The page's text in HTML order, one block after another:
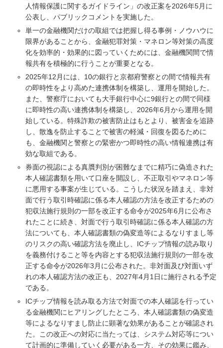
人情報保護に関するガイドライン」の改正案を2026年5月に
公表し、パブリックコメントを実施した。
単一の金融機関だけの取組では把握し得る事例・ノウハウに
限界があることから、金融犯罪対策・マネロン等対策の高度
化を効率的・効果的に図っていくためには、金融機関間で情
報共有を積極的に行うことが重要となる。
2025年12月には、10の銀行と京都府警察との間で情報共有
の即時性をより高めた連携体制を構築し、運用を開始した。
また、警察庁においても大手銀行中心に9銀行との間で同様
に即時性の高い連携体制を構築し、2026年6月から運用を開
始している。特殊詐欺の被害防止はもとより、被害金を追跡
し、散逸を防止することで被害の軽減・回復を図るために
も、金融機関と警察との緊密かつ即時性の高い情報連携は有
効な取組である。
券面の視認による真贋判別が困難なまでに精巧に偽造された
本人確認書類を用いて口座を開設し、不正取引やマネロン等
に悪用する事案が生じている。こうした状況を踏まえ、非対
面で行う取引時確認に係る本人確認の方法を改正するための
犯収法施行規則の一部を改正する命令が2025年6月に公布さ
れたことに続き、対面で行う取引時確認に係る本人確認の方
法についても、本人確認書類の偽変造等によるなりすまし等
のリスクの高い確認方法を廃止し、ICチップ情報の読み取り
を義務付けること等を内容とする犯収法施行規則の一部を改
正する命令が2026年3月に公布された。非対面及び対面いず
れの本人確認方法の改正も、2027年4月1日に施行される予定
である。
ICチップ情報を読み取る方法で対面での本人確認を行ってい
る金融機関にヒアリングしたところ、本人確認書類の偽変造
等によるなりすまし防止に顕著な効果があることが確認され
た。この改正への対応に当たっては、システム対応等につい
て計画的に準備していく必要がある一方、その効果に鑑み、